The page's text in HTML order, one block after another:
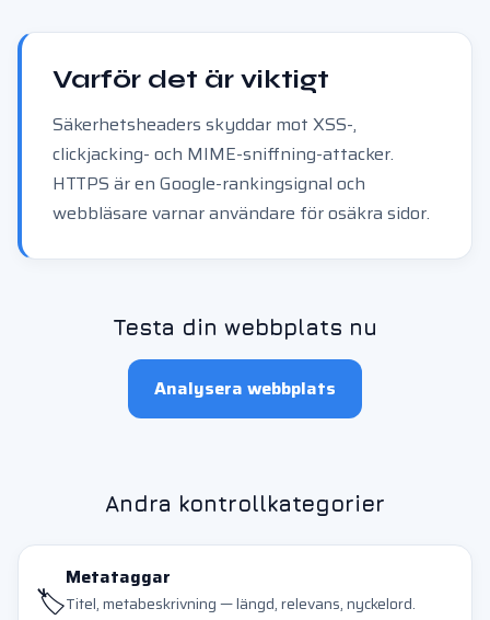
Varför det är viktigt
Säkerhetsheaders skyddar mot XSS-,
clickjacking- och MIME-sniffning-attacker.
HTTPS är en Google-rankingsignal och
webbläsare varnar användare för osäkra sidor.
Testa din webbplats nu
Analysera webbplats
Andra kontrollkategorier
🏷️
Metataggar
Titel, metabeskrivning — längd, relevans, nyckelord.